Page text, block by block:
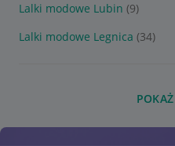
Lalki modowe Lubin (9)
Lalki modowe Legnica (34)